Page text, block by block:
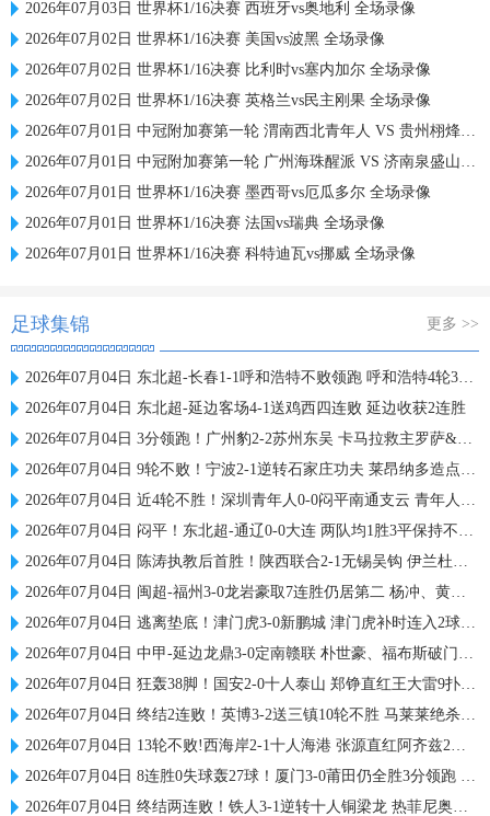
2026年07月03日 世界杯1/16决赛 西班牙vs奥地利 全场录像
2026年07月02日 世界杯1/16决赛 美国vs波黑 全场录像
2026年07月02日 世界杯1/16决赛 比利时vs塞内加尔 全场录像
2026年07月02日 世界杯1/16决赛 英格兰vs民主刚果 全场录像
2026年07月01日 中冠附加赛第一轮 渭南西北青年人 VS 贵州栩烽棠 全场录像
2026年07月01日 中冠附加赛第一轮 广州海珠醒派 VS 济南泉盛山大 全场录像
2026年07月01日 世界杯1/16决赛 墨西哥vs厄瓜多尔 全场录像
2026年07月01日 世界杯1/16决赛 法国vs瑞典 全场录像
2026年07月01日 世界杯1/16决赛 科特迪瓦vs挪威 全场录像
足球集锦 更多 >>
2026年07月04日 东北超-长春1-1呼和浩特不败领跑 呼和浩特4轮3平1负仍不胜
2026年07月04日 东北超-延边客场4-1送鸡西四连败 延边收获2连胜
2026年07月04日 3分领跑！广州豹2-2苏州东吴 卡马拉救主罗萨&埃斯特雷拉世界波
2026年07月04日 9轮不败！宁波2-1逆转石家庄功夫 莱昂纳多造点+点射刘洋制胜
2026年07月04日 近4轮不胜！深圳青年人0-0闷平南通支云 青年人仍中甲第2支云第3
2026年07月04日 闷平！东北超-通辽0-0大连 两队均1胜3平保持不败 大连遭三连平
2026年07月04日 陈涛执教后首胜！陕西联合2-1无锡吴钩 伊兰杜斯特双响+绝杀
2026年07月04日 闽超-福州3-0龙岩豪取7连胜仍居第二 杨冲、黄伟杰、李宇豪破门
2026年07月04日 逃离垫底！津门虎3-0新鹏城 津门虎补时连入2球 积分平三镇升第15
2026年07月04日 中甲-延边龙鼎3-0定南赣联 朴世豪、福布斯破门乔瓦尼造点+点射
2026年07月04日 狂轰38脚！国安2-0十人泰山 郑铮直红王大雷9扑救塞鸟+林良铭破门
2026年07月04日 终结2连败！英博3-2送三镇10轮不胜 马莱莱绝杀 卡迪斯传射难救主
2026年07月04日 13轮不败!西海岸2-1十人海港 张源直红阿齐兹2助攻VAR吹掉双方4球
2026年07月04日 8连胜0失球轰27球！厦门3-0莆田仍全胜3分领跑 刘鑫岳超级世界波
2026年07月04日 终结两连败！铁人3-1逆转十人铜梁龙 热菲尼奥双响恩加德乌染红